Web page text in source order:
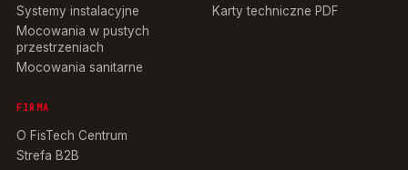
Systemy instalacyjne
Mocowania w pustych
przestrzeniach
Mocowania sanitarne
Karty techniczne PDF
FIRMA
O FisTech Centrum
Strefa B2B